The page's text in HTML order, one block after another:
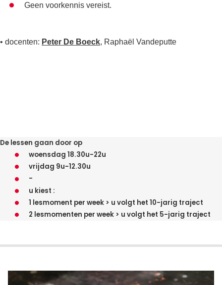
Geen voorkennis vereist.
• docenten: Peter De Boeck, Raphaël Vandeputte
De lessen gaan door op
woensdag 18.30u-22u
vrijdag 9u-12.30u
-
u kiest :
1 lesmoment per week > u volgt het 10-jarig traject
2 lesmomenten per week > u volgt het 5-jarig traject